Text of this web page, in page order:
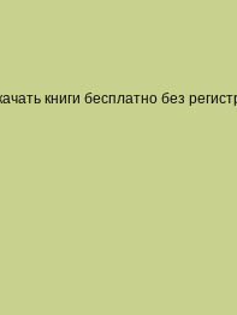
книги бесплатно без